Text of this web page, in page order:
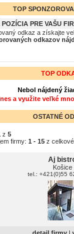
TOP
PRE VAŠU
odkaz a získajte
odkazov
TOP
Nebol nájdený
a využite veľké
OSTATNÉ
z 5
firmy: 1 - 15 z
Aj
Košice
tel.: +421(0)55